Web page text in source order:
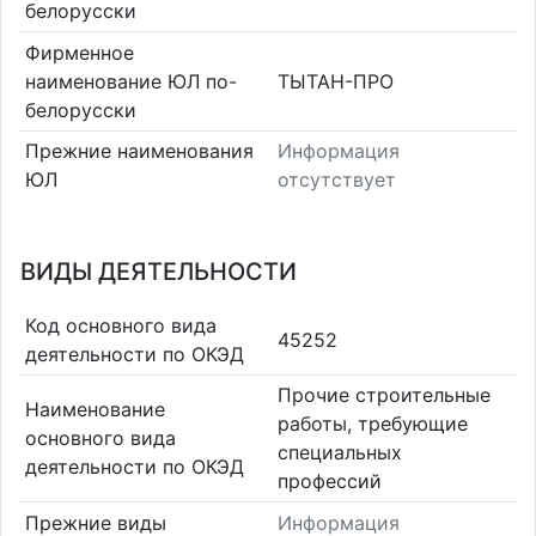
белорусски
Фирменное
наименование ЮЛ по-
белорусски
ТЫТАН-ПРО
Прежние наименования
ЮЛ
Информация
отсутствует
ВИДЫ ДЕЯТЕЛЬНОСТИ
Код основного вида
деятельности по ОКЭД
45252
Наименование
основного вида
деятельности по ОКЭД
Прочие строительные
работы, требующие
специальных
профессий
Прежние виды
Информация